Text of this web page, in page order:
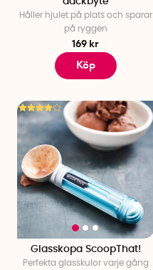
Håller hjulet på plats och sparar
på ryggen
169 kr
Köp
Glasskopa ScoopThat!
Perfekta glasskulor varje gång